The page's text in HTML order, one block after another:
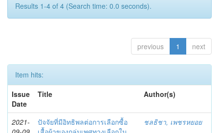
Results 1-4 of 4 (Search time: 0.0 seconds).
previous 1 next
Item hits:
Issue
Date
Title Author(s)
2021-
ปัจจัยที่มีอิทธิพลต่อการเลือกซื้อ
ชลธิชา, เพชรหยอย